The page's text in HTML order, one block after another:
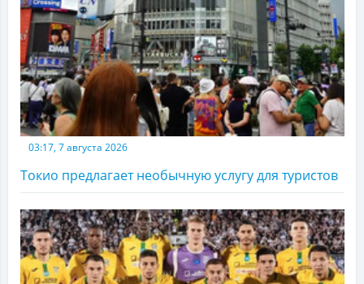
03:17, 7 августа 2026
Токио предлагает необычную услугу для туристов